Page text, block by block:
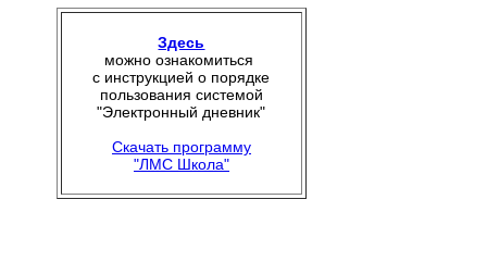
Здесь
можно ознакомиться
с инструкцией о порядке
пользования системой
"Электронный дневник"
Скачать программу
"ЛМС Школа"